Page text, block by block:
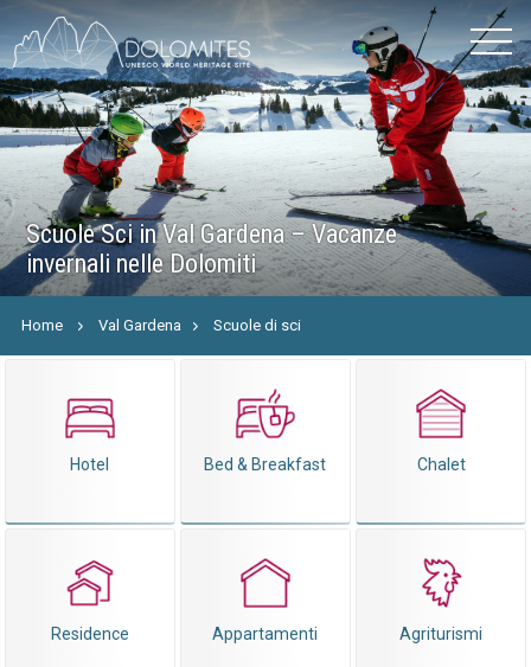
Scuole Sci in Val Gardena – Vacanze
invernali nelle Dolomiti
Home Val Gardena Scuole di sci
Hotel Bed & Breakfast Chalet
Residence Appartamenti Agriturismi